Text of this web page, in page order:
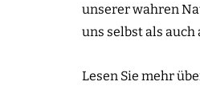
unserer wahren
uns selbst als
Lesen Sie mehr